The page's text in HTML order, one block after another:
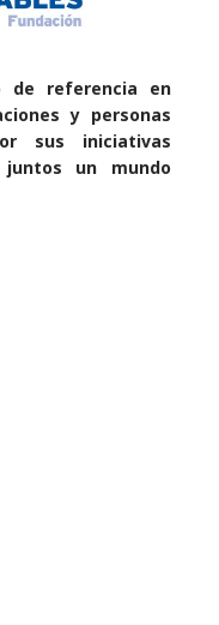
de referencia en
y personas
sus iniciativas
juntos un mundo